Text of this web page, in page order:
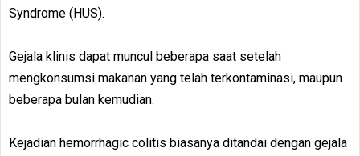
Syndrome (HUS).
Gejala klinis dapat muncul beberapa saat setelah
mengkonsumsi makanan yang telah terkontaminasi, maupun
beberapa bulan kemudian.
Kejadian hemorrhagic colitis biasanya ditandai dengan gejala